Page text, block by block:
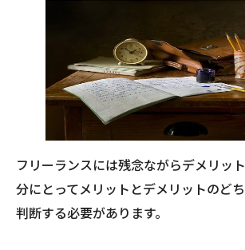
フリーランスには残念ながらデメリッ
分にとってメリットとデメリットのどち
判断する必要があります。